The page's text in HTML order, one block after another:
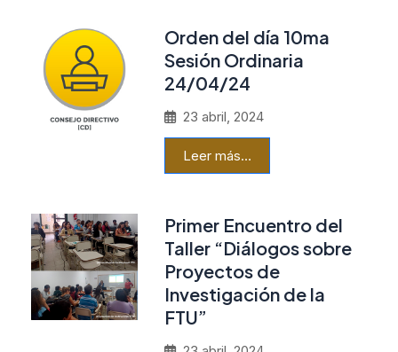
Orden del día 10ma
Sesión Ordinaria
24/04/24
23 abril, 2024
Leer más…
Primer Encuentro del
Taller “Diálogos sobre
Proyectos de
Investigación de la
FTU”